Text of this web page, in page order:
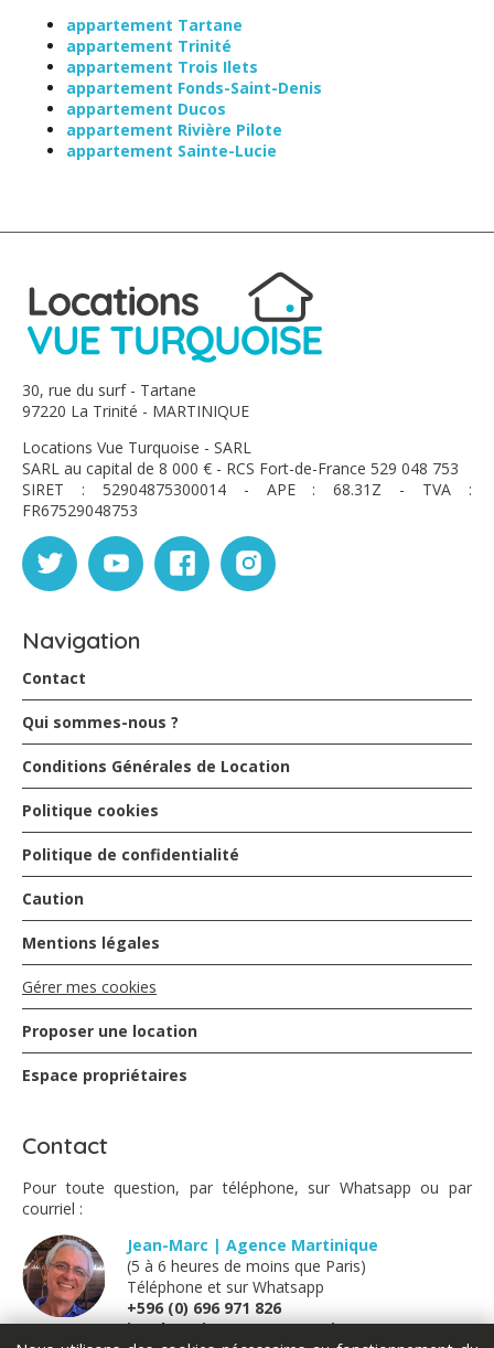
appartement Tartane
appartement Trinité
appartement Trois Ilets
appartement Fonds-Saint-Denis
appartement Ducos
appartement Rivière Pilote
appartement Sainte-Lucie
30, rue du surf - Tartane
97220 La Trinité - MARTINIQUE
Locations Vue Turquoise - SARL
SARL au capital de 8 000 € - RCS Fort-de-France 529 048 753
SIRET : 52904875300014 - APE : 68.31Z - TVA :
FR67529048753
Navigation
Contact
Qui sommes-nous ?
Conditions Générales de Location
Politique cookies
Politique de confidentialité
Caution
Mentions légales
Gérer mes cookies
Proposer une location
Espace propriétaires
Contact
Pour toute question, par téléphone, sur Whatsapp ou par
courriel :
Jean-Marc | Agence Martinique
(5 à 6 heures de moins que Paris)
Téléphone et sur Whatsapp
+596 (0) 696 971 826
jm@locations-vue-turquoise.com